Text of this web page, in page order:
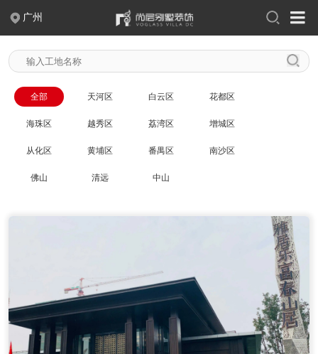
广州
400-004-2388
关于尚层
品牌故事 出版刊物 联系我们
法式
极简
摩登时代
幻想之家 简约之家 奢享人生
自由北美 翩翩英伦 浪漫满屋 日式
其他装修风格
全部 天河区 白云区 花都区
海珠区 越秀区 荔湾区 增城区
从化区 黄埔区 番禺区 南沙区
佛山 清远 中山